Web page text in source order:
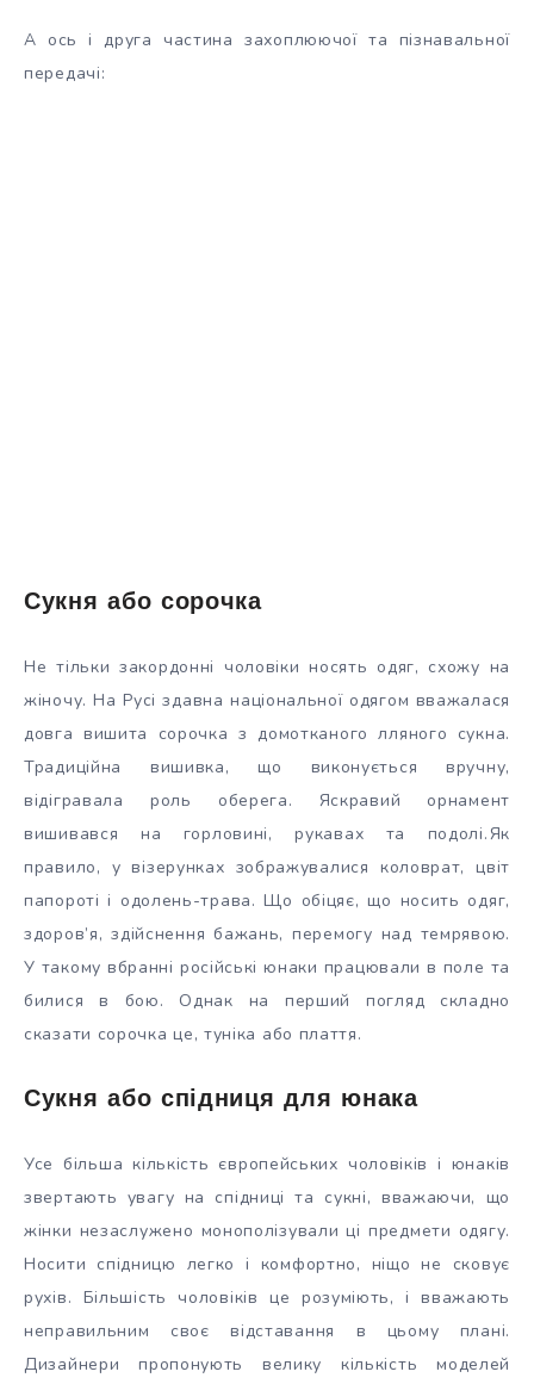
А ось і друга частина захоплюючої та пізнавальної
передачі:
Сукня або сорочка
Не тільки закордонні чоловіки носять одяг, схожу на
жіночу. На Русі здавна національної одягом вважалася
довга вишита сорочка з домотканого лляного сукна.
Традиційна вишивка, що виконується вручну,
відігравала роль оберега. Яскравий орнамент
вишивався на горловині, рукавах та подолі.Як
правило, у візерунках зображувалися коловрат, цвіт
папороті і одолень-трава. Що обіцяє, що носить одяг,
здоров’я, здійснення бажань, перемогу над темрявою.
У такому вбранні російські юнаки працювали в поле та
билися в бою. Однак на перший погляд складно
сказати сорочка це, туніка або плаття.
Сукня або спідниця для юнака
Усе більша кількість європейських чоловіків і юнаків
звертають увагу на спідниці та сукні, вважаючи, що
жінки незаслужено монополізували ці предмети одягу.
Носити спідницю легко і комфортно, ніщо не сковує
рухів. Більшість чоловіків це розуміють, і вважають
неправильним своє відставання в цьому плані.
Дизайнери пропонують велику кількість моделей